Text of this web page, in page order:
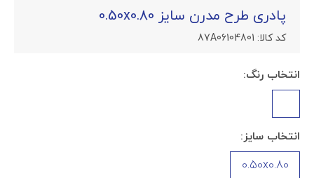
پادری طرح مدرن سایز 0.50x0.80
کد کالا: 87A06104801
انتخاب رنگ:
انتخاب سایز:
0.50x0.80